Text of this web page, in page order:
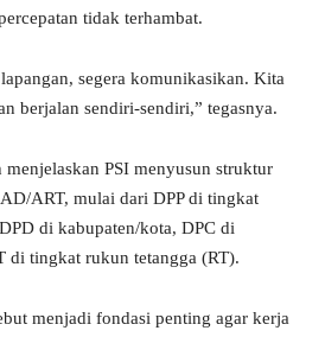
tidak terhambat.
segera komunikasikan. Kita
berjalan sendiri-sendiri,” tegasnya.
PSI menyusun struktur
ART, mulai dari DPP di tingkat
di kabupaten/kota, DPC di
di tingkat rukun tetangga (RT).
menjadi fondasi penting agar kerja